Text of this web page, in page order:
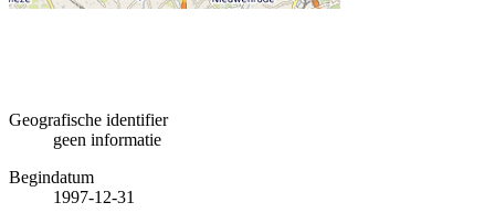
Geografische identifier
geen informatie
Begindatum
1997-12-31